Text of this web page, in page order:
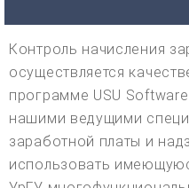
Контроль начисления
осуществляется
программе USU
нашими ведущими
заработной платы и
использовать